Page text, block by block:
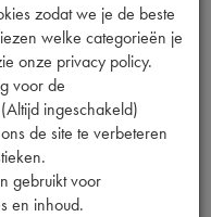
zodat we je de beste
welke categorieën je
onze privacy policy.
voor de
ingeschakeld)
de site te verbeteren
gebruikt voor
en inhoud.